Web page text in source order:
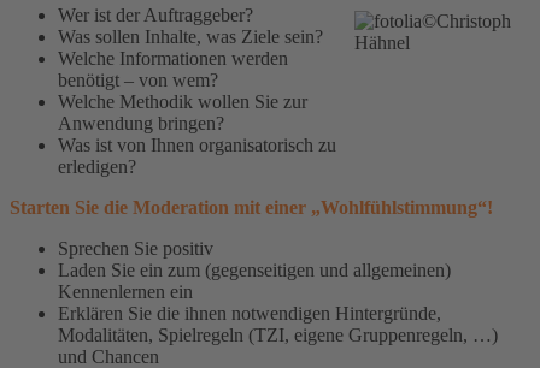
Wer ist der Auftraggeber?
Was sollen Inhalte, was Ziele sein?
Welche Informationen werden
benötigt – von wem?
Welche Methodik wollen Sie zur
Anwendung bringen?
Was ist von Ihnen organisatorisch zu
erledigen?
Starten Sie die Moderation mit einer „Wohlfühlstimmung“!
Sprechen Sie positiv
Laden Sie ein zum (gegenseitigen und allgemeinen)
Kennenlernen ein
Erklären Sie die ihnen notwendigen Hintergründe,
Modalitäten, Spielregeln (TZI, eigene Gruppenregeln, …)
und Chancen